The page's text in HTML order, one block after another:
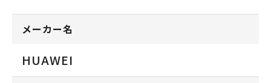
メーカー名
HUAWEI